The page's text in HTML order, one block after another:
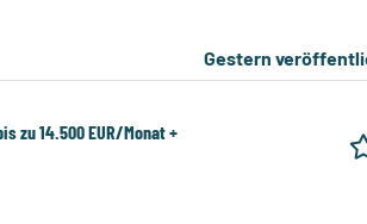
Gestern
zu 14.500 EUR/Monat +